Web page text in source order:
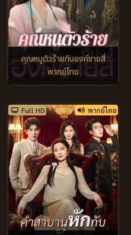
คุณหนูตัวร้ายกับองค์ชายสี่
พากย์ไทย
Full HD พากย์ไทย